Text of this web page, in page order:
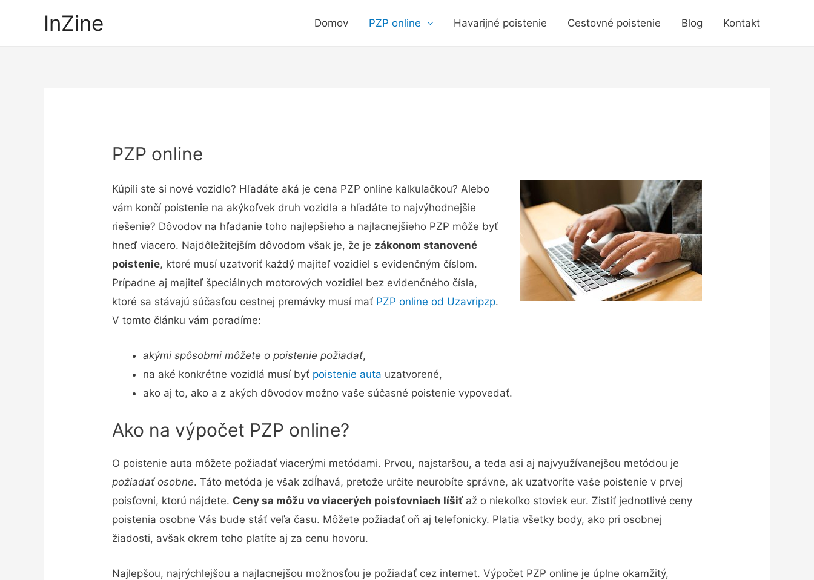
InZine Domov PZP online Havarijné poistenie Cestovné poistenie Blog Kontakt
PZP online
Kúpili ste si nové vozidlo? Hľadáte aká je cena PZP online kalkulačkou? Alebo
vám končí poistenie na akýkoľvek druh vozidla a hľadáte to najvýhodnejšie
riešenie? Dôvodov na hľadanie toho najlepšieho a najlacnejšieho PZP môže byť
hneď viacero. Najdôležitejším dôvodom však je, že je zákonom stanovené
poistenie, ktoré musí uzatvoriť každý majiteľ vozidiel s evidenčným číslom.
Prípadne aj majiteľ špeciálnych motorových vozidiel bez evidenčného čísla,
ktoré sa stávajú súčasťou cestnej premávky musí mať PZP online od Uzavripzp.
V tomto článku vám poradíme:
akými spôsobmi môžete o poistenie požiadať,
na aké konkrétne vozidlá musí byť poistenie auta uzatvorené,
ako aj to, ako a z akých dôvodov možno vaše súčasné poistenie vypovedať.
Ako na výpočet PZP online?
O poistenie auta môžete požiadať viacerými metódami. Prvou, najstaršou, a teda asi aj najvyužívanejšou metódou je
požiadať osobne. Táto metóda je však zdĺhavá, pretože určite neurobíte správne, ak uzatvoríte vaše poistenie v prvej
poisťovni, ktorú nájdete. Ceny sa môžu vo viacerých poisťovniach líšiť až o niekoľko stoviek eur. Zistiť jednotlivé ceny
poistenia osobne Vás bude stáť veľa času. Môžete požiadať oň aj telefonicky. Platia všetky body, ako pri osobnej
žiadosti, avšak okrem toho platíte aj za cenu hovoru.
Najlepšou, najrýchlejšou a najlacnejšou možnosťou je požiadať cez internet. Výpočet PZP online je úplne okamžitý,